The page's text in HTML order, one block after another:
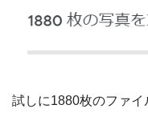
試しに1880枚のファイ